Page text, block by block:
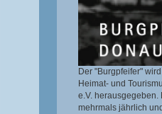
Der "Burgpfeifer"
Heimat- und
e.V. herausgegeben.
mehrmals jährlich